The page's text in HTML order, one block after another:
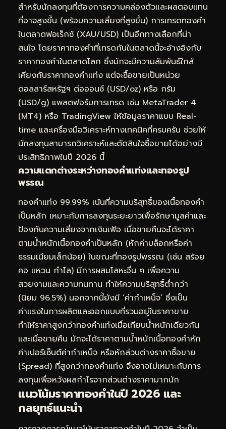
สำหรับนักลงทุนที่ต้องการความคล่องตัวและผลตอบแทน
ที่อาจสูงขึ้น (พร้อมความเสี่ยงที่สูงขึ้น) การเทรดทองคำ
ในตลาดฟอเร็กซ์ (XAU/USD) เป็นอีกทางเลือกที่น่า
สนใจ โดยราคาทองคำที่เทรดกันในตลาดนี้จะอ้างอิงกับ
ราคาทองคำในตลาดโลก ซึ่งมักจะมีความสัมพันธ์ใกล้
เคียงกับราคาทองคำแท่ง แต่จะซื้อขายเป็นหน่วย
ดอลลาร์สหรัฐฯ ต่อออนซ์ (USD/oz) หรือ กรัม
(USD/g) แพลตฟอร์มการเทรด เช่น MetaTrader 4
(MT4) หรือ TradingView ให้ข้อมูลราคาแบบ Real-
time และเครื่องมือวิเคราะห์ทางเทคนิคที่ครบครัน ช่วยให้
นักลงทุนสามารถวิเคราะห์และตัดสินใจซื้อขายได้อย่างมี
ประสิทธิภาพในปี 2026 นี้
ความแตกต่างระหว่างทองคำแท่งและทองรูป
พรรณ
ทองคำแท่ง 99.99% เน้นที่ความบริสุทธิ์ของเนื้อทองคำ
เป็นหลัก เหมาะกับการลงทุนระยะยาวเพื่อรักษามูลค่าและ
ป้องกันความเสี่ยงจากเงินเฟ้อ เมื่อขายคืนจะได้ราคา
ตามน้ำหนักเนื้อทองคำเป็นหลัก (หักค่าบล็อกหรือค่า
ธรรมเนียมเล็กน้อย) ในขณะที่ทองรูปพรรณ (เช่น สร้อย
คอ แหวน กำไล) มีการผสมโลหะอื่น ๆ เพื่อความ
สวยงามและความทนทาน ทำให้ความบริสุทธิ์ต่ำกว่า
(นิยม 96.5%) นอกจากนี้ยังมี ‘ค่ากำเหน็จ’ ซึ่งเป็น
ค่าแรงในการผลิตและออกแบบที่รวมอยู่ในราคาขาย
ทำให้ราคาสูงกว่าทองคำแท่งเมื่อเทียบน้ำหนักเดียวกัน
และเมื่อขายคืน มักจะได้ราคาตามน้ำหนักเนื้อทองคำหัก
ค่าเปอร์เซ็นต์ค่ากำเหน็จ หรือหักส่วนต่างราคาซื้อขาย
(Spread) ที่สูงกว่าทองคำแท่ง จึงอาจไม่เหมาะกับการ
ลงทุนเพื่อหวังผลกำไรจากส่วนต่างราคามากนัก
แนวโน้มราคาทองคำในปี 2026 และ
กลยุทธ์แนะนำ